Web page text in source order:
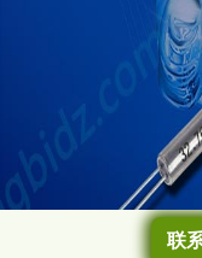
联